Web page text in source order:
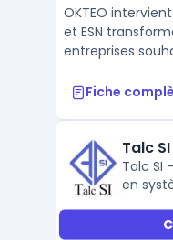
OKTEO
et ESN
entreprises
Fiche
Talc SI
Talc SI
en